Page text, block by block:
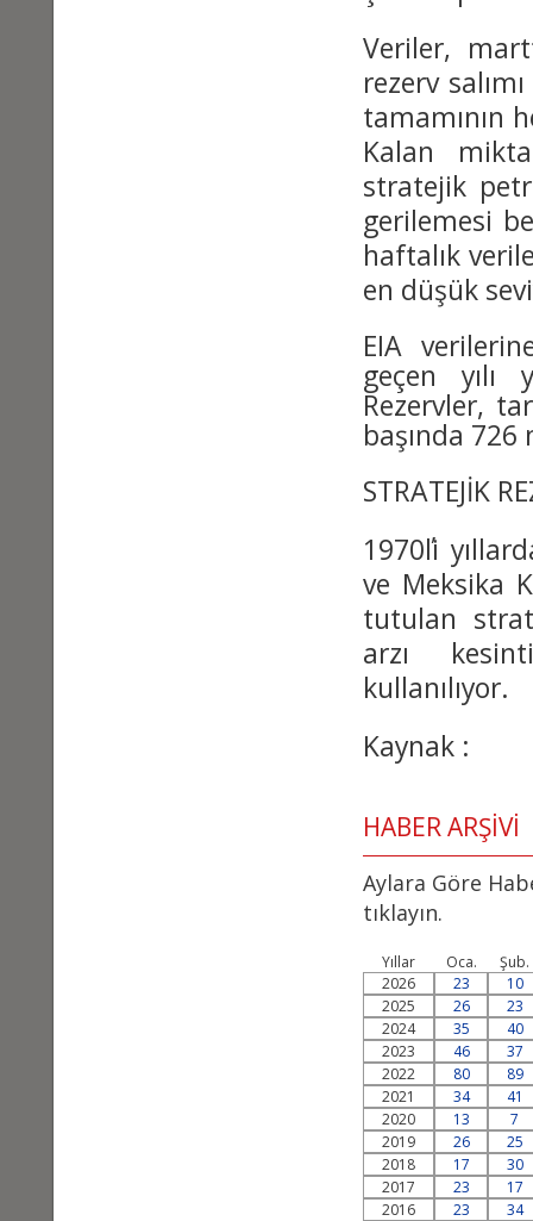
Veriler,
rezerv
tamamının
Kalan
stratejik
gerilemesi
haftalık
en düşük
EIA
geçen yılı
Rezervler,
başında
STRATEJİK
1970΄li
ve Meksika
tutulan
arzı
kullanılıyor.
Kaynak :
HABER ARŞİVİ
Aylara Göre
tıklayın.
Yıllar Oca.
Şub.
2026
23
10
2025
26
23
2024
35
40
2023
46
37
2022
80
89
2021
34
41
2020
13
7
2019
26
25
2018
17
30
2017
23
17
2016
23
34